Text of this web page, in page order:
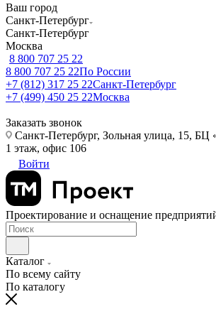
Ваш город
Санкт-Петербург
Санкт-Петербург
Москва
8 800 707 25 22
8 800 707 25 22По России
+7 (812) 317 25 22Санкт-Петербург
+7 (499) 450 25 22Москва
Заказать звонок
Санкт-Петербург, Зольная улица, 15, БЦ
1 этаж, офис 106
Войти
Проектирование и оснащение
Каталог
По всему сайту
По каталогу